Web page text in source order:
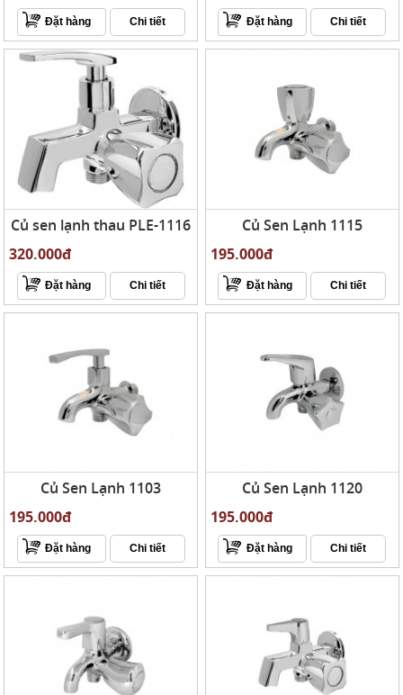
Đặt hàng Chi tiết Đặt hàng Chi tiết
Củ sen lạnh thau PLE-1116
320.000đ
Đặt hàng Chi tiết
Củ Sen Lạnh 1115
195.000đ
Đặt hàng Chi tiết
Củ Sen Lạnh 1103
195.000đ
Đặt hàng Chi tiết
Củ Sen Lạnh 1120
195.000đ
Đặt hàng Chi tiết